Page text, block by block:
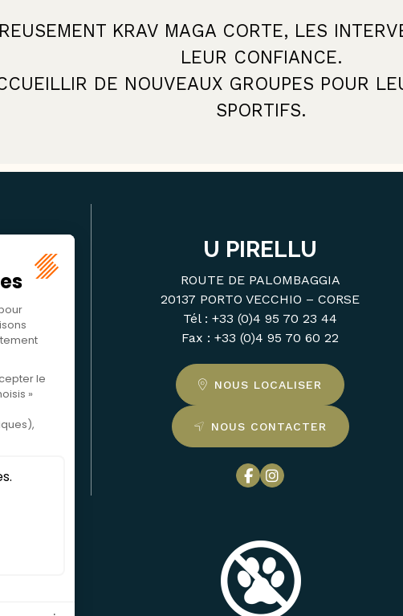
KRAV MAGA CORTE, LES
LEUR CONFIANCE.
DE NOUVEAUX GROUPES POUR
SPORTIFS.
U PIRELLU
ROUTE DE PALOMBAGGIA
20137 PORTO VECCHIO – CORSE
Tél :+33 (0)4 95 70 23 44
Fax : +33 (0)4 95 70 60 22
NOUS LOCALISER
NOUS CONTACTER